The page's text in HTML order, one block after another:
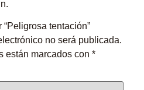
tentación”
no será publicada.
están marcados con *